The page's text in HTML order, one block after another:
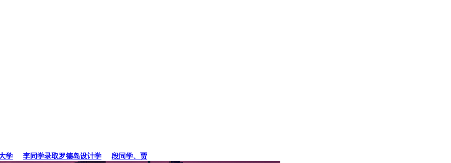
李同学录取罗德岛设计学 段同学、贾同学录取纽约